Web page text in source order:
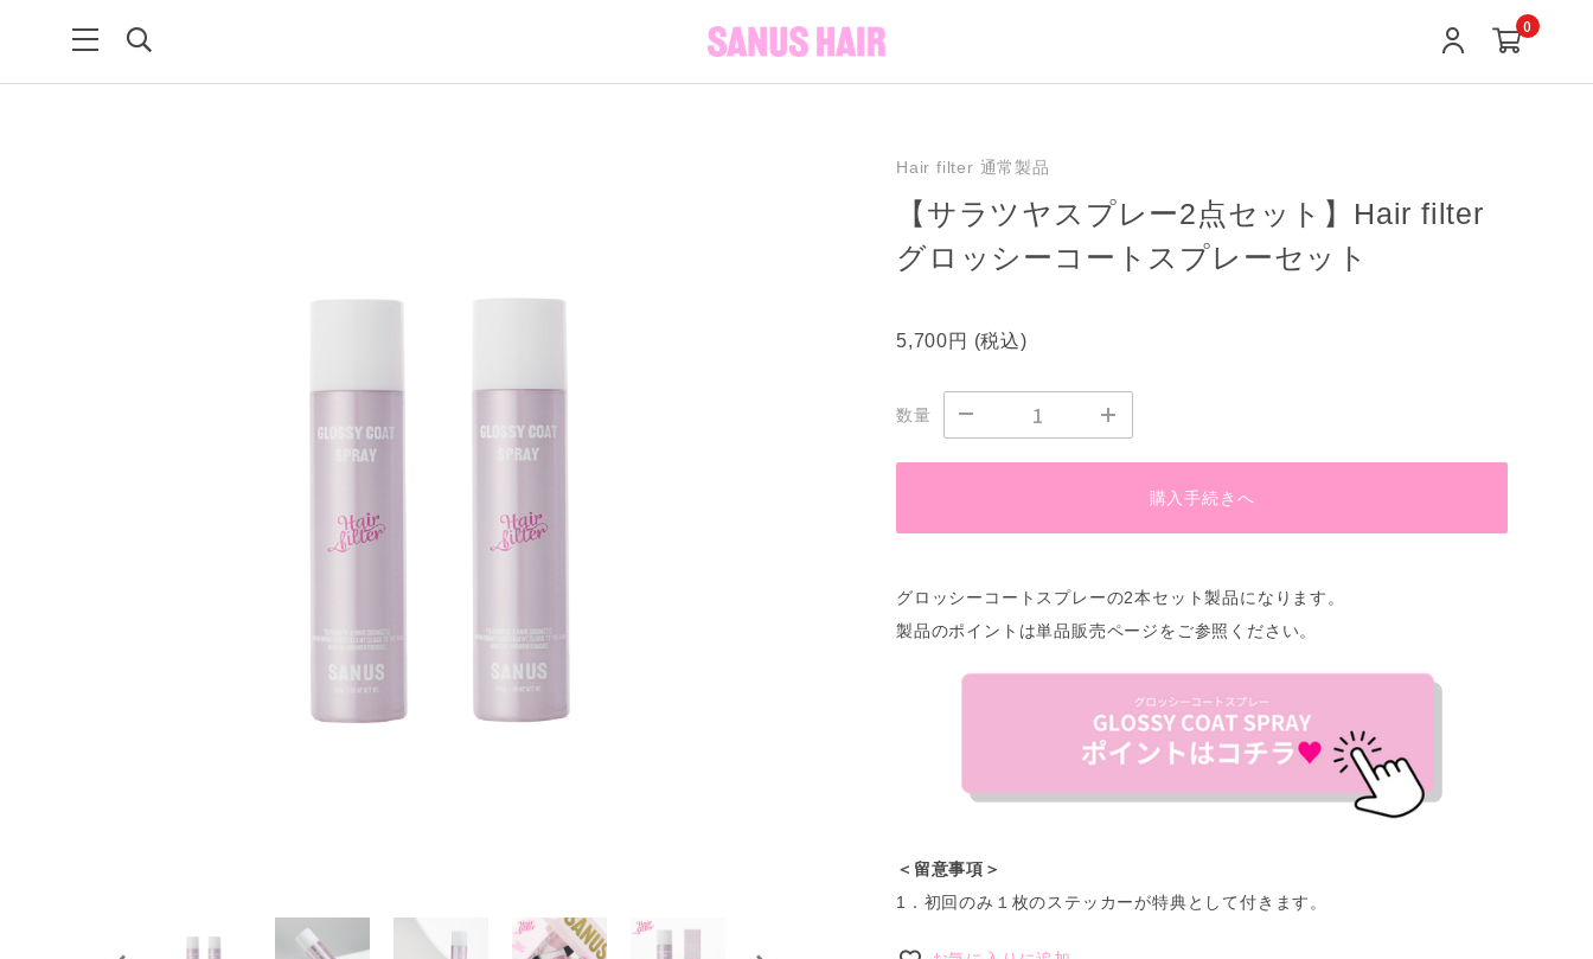
0
Hair filter 通常製品
【サラツヤスプレー2点セット】Hair filter
グロッシーコートスプレーセット
5,700円 (税込)
数量
購入手続きへ
グロッシーコートスプレーの2本セット製品になります。
製品のポイントは単品販売ページをご参照ください。
＜留意事項＞
1．初回のみ１枚のステッカーが特典として付きます。